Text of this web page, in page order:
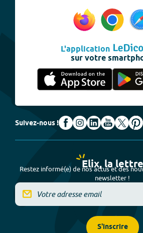
L'application
sur votre
Suivez-nous !
Elix, la lettre
Restez informé(e) de nos actus et des
newsletter !
S'inscrire